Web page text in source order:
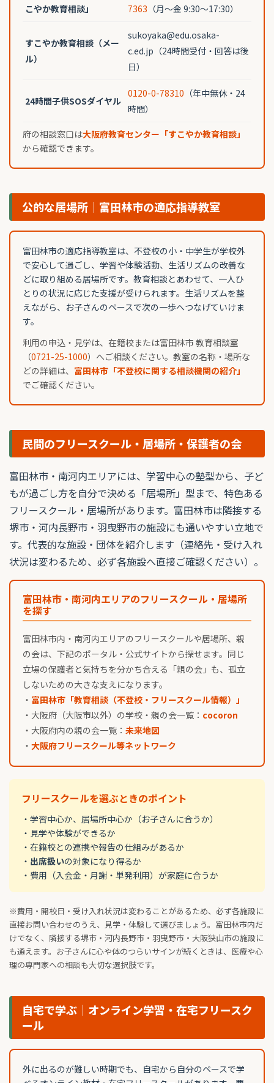
こやか教育相談」 7363 （月〜金 9:30〜17:30）
すこやか教育相談（メー
ル）
sukoyaka@edu.osaka-
c.ed.jp（24時間受付・回答は後
日）
24時間子供SOSダイヤル
0120-0-78310 （年中無休・24
時間）
府の相談窓口は大阪府教育センター「すこやか教育相談」
から確認できます。
公的な居場所｜富田林市の適応指導教室
富田林市の適応指導教室は、不登校の小・中学生が学校外
で安心して過ごし、学習や体験活動、生活リズムの改善な
どに取り組める居場所です。教育相談とあわせて、一人ひ
とりの状況に応じた支援が受けられます。生活リズムを整
えながら、お子さんのペースで次の一歩へつなげていけま
す。
利用の申込・見学は、在籍校または富田林市 教育相談室
（0721-25-1000）へご相談ください。教室の名称・場所な
どの詳細は、 富田林市「不登校に関する相談機関の紹介」
でご確認ください。
民間のフリースクール・居場所・保護者の会
富田林市・南河内エリアには、学習中心の塾型から、子ど
もが過ごし方を自分で決める「居場所」型まで、特色ある
フリースクール・居場所があります。富田林市は隣接する
堺市・河内長野市・羽曳野市の施設にも通いやすい立地で
す。代表的な施設・団体を紹介します（連絡先・受け入れ
状況は変わるため、必ず各施設へ直接ご確認ください）。
富田林市・南河内エリアのフリースクール・居場所
を探す
富田林市内・南河内エリアのフリースクールや居場所、親
の会は、下記のポータル・公式サイトから探せます。同じ
立場の保護者と気持ちを分かち合える「親の会」も、孤立
しないための大きな支えになります。
・ 富田林市「教育相談（不登校・フリースクール情報）」
・大阪府（大阪市以外）の学校・親の会一覧： cocoron
・大阪府内の親の会一覧： 未来地図
・ 大阪府フリースクール等ネットワーク
フリースクールを選ぶときのポイント
・学習中心か、居場所中心か（お子さんに合うか）
・見学や体験ができるか
・在籍校との連携や報告の仕組みがあるか
・ 出席扱いの対象になり得るか
・費用（入会金・月謝・単発利用）が家庭に合うか
※費用・開校日・受け入れ状況は変わることがあるため、必ず各施設に
直接お問い合わせのうえ、見学・体験して選びましょう。富田林市内だ
けでなく、隣接する堺市・河内長野市・羽曳野市・大阪狭山市の施設に
も通えます。お子さんに心や体のつらいサインが続くときは、医療や心
理の専門家への相談も大切な選択肢です。
自宅で学ぶ｜オンライン学習・在宅フリースク
ール
外に出るのが難しい時期でも、自宅から自分のペースで学